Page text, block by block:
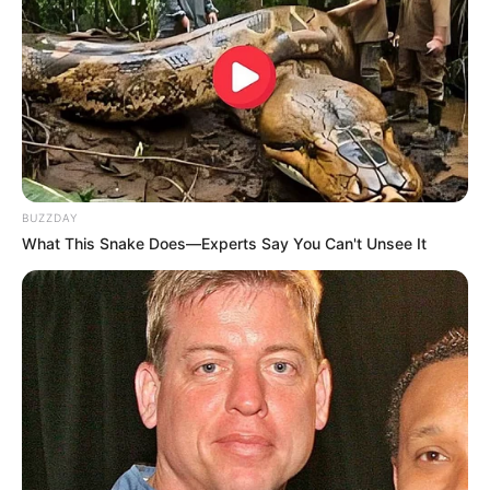
A Universidade Estadual Paulista (Unesp) publicará a partir
das 10 horas de segunda-feira, 10 de fevereiro, a segunda
chamada do Vestibular 2025, com oferta de 6.596 vagas
em 24 cidades. Os candidatos poderão fazer a consulta
nos sites da Unesp (
vestibular.unesp.br ) e da Fundação
Vunesp (www.vunesp.com.br). A matrícula em segunda
chamada será realizada nos dias 10 e 11 de fevereiro, de
BUZZDAY
What This Snake Does—Experts Say You Can't Unsee It